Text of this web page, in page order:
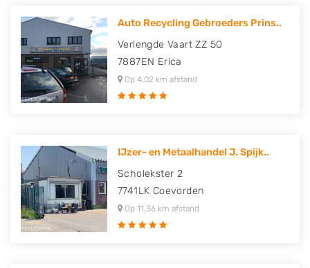
Auto Recycling Gebroeders Prins..
Verlengde Vaart ZZ 50
7887EN Erica
Op 4,02 km afstand
IJzer- en Metaalhandel J. Spijk..
Scholekster 2
7741LK Coevorden
Op 11,36 km afstand